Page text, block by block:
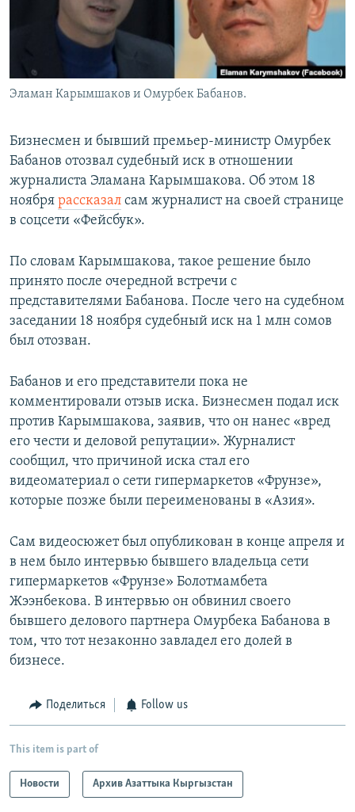
Эламан Карымшаков и Омурбек Бабанов.
Бизнесмен и бывший премьер-министр Омурбек
Бабанов отозвал судебный иск в отношении
журналиста Эламана Карымшакова. Об этом 18
ноября рассказал сам журналист на своей странице
в соцсети «Фейсбук».
По словам Карымшакова, такое решение было
принято после очередной встречи с
представителями Бабанова. После чего на судебном
заседании 18 ноября судебный иск на 1 млн сомов
был отозван.
Бабанов и его представители пока не
комментировали отзыв иска. Бизнесмен подал иск
против Карымшакова, заявив, что он нанес «вред
его чести и деловой репутации». Журналист
сообщил, что причиной иска стал его
видеоматериал о сети гипермаркетов «Фрунзе»,
которые позже были переименованы в «Азия».
Сам видеосюжет был опубликован в конце апреля и
в нем было интервью бывшего владельца сети
гипермаркетов «Фрунзе» Болотмамбета
Жээнбекова. В интервью он обвинил своего
бывшего делового партнера Омурбека Бабанова в
том, что тот незаконно завладел его долей в
бизнесе.
Поделиться Follow us
This item is part of
Новости Архив Азаттыка Кыргызстан